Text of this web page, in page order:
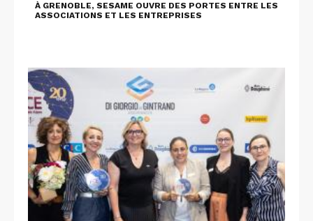
À GRENOBLE, SESAME OUVRE DES PORTES ENTRE LES
ASSOCIATIONS ET LES ENTREPRISES